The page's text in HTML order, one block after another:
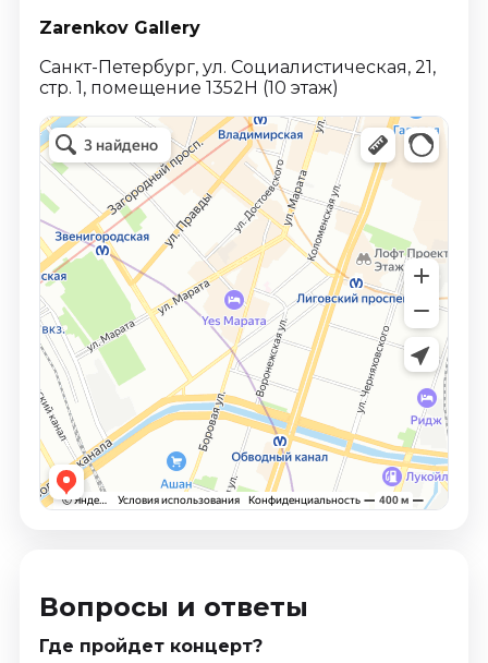
Zarenkov Gallery
Санкт-Петербург, ул. Социалистическая, 21,
стр. 1, помещение 1352Н (10 этаж)
Вопросы и ответы
Где пройдет концерт?